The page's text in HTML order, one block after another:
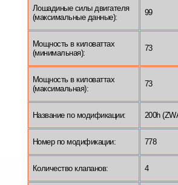
Лошадиные силы двигателя
(максимальные данные):
99
Мощность в киловаттах
(минимальная):
73
Мощность в киловаттах
(максимальная):
73
Название по модификации: 200h
Номер по модификации: 778
Количество клапанов: 4